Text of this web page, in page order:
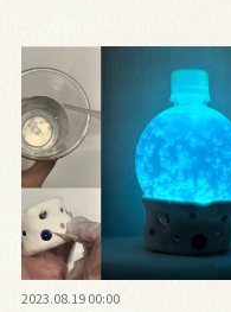
2023.08.19 00:00